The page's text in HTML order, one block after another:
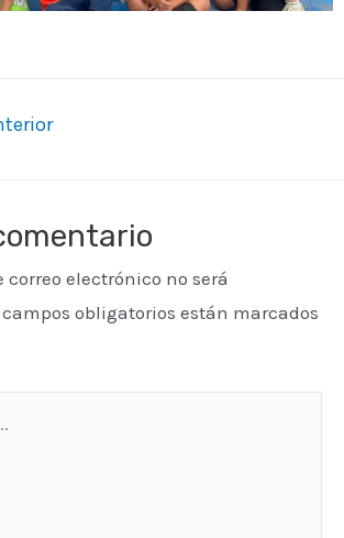
correo electrónico no será
campos obligatorios están marcados